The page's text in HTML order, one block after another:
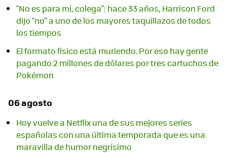
"No es para mí, colega": hace 33 años, Harrison Ford
dijo "no" a uno de los mayores taquillazos de todos
los tiempos
El formato físico está muriendo. Por eso hay gente
pagando 2 millones de dólares por tres cartuchos de
Pokémon
06 agosto
Hoy vuelve a Netflix una de sus mejores series
españolas con una última temporada que es una
maravilla de humor negrísimo